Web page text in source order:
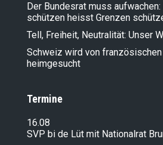
Der Bundesrat muss
schützen heisst Grenzen
Tell, Freiheit, Neutralität: Unser
Schweiz wird von
heimgesucht
Termine
16.08
SVP bi de Lüt mit Nationalrat